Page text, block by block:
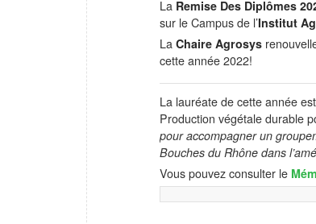
La Remise Des Diplômes
sur le Campus de l’Institut
La Chaire Agrosys
cette année 2022!
La lauréate de cette année
Production végétale durable
pour accompagner un
Bouches du Rhône dans
Vous pouvez consulter le